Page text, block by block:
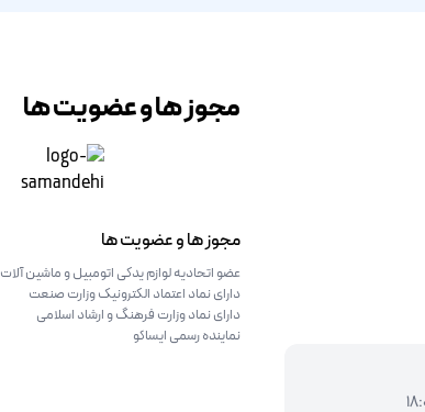
مجوز ها و عضویت ها
مجوز ها و عضویت ها
عضو اتحادیه لوازم یدکی اتومبیل و ماشین آلات
دارای نماد اعتماد الکترونیک وزارت صنعت
دارای نماد وزارت فرهنگ و ارشاد اسلامی
نماینده رسمی ایساکو